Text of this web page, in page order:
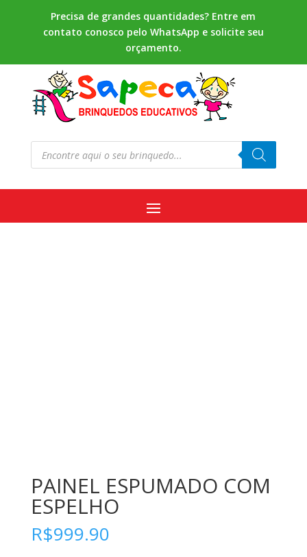
Precisa de grandes quantidades? Entre em
contato conosco pelo WhatsApp e solicite seu
orçamento.
Pesquisar
produtos
PAINEL ESPUMADO COM
ESPELHO
R$999.90